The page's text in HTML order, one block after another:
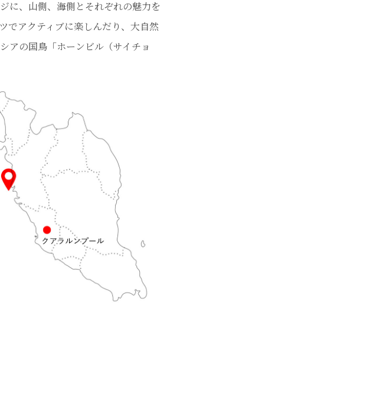
に、山側、海側とそれぞれの魅力を
でアクティブに楽しんだり、大自然
アの国鳥「ホーンビル（サイチョ